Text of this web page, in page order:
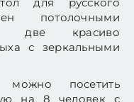
потолочными
две красиво
с зеркальными
посетить
на 8 человек с